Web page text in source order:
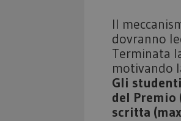
Il
dovranno
Terminata
motivando
Gli
del Premio
scritta